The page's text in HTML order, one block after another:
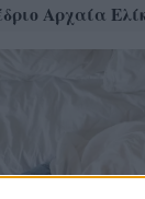
Αρχαία